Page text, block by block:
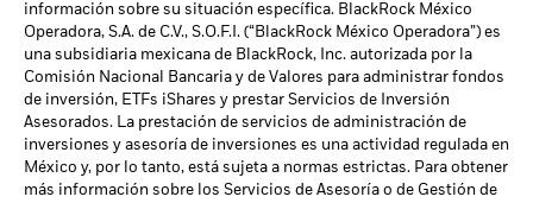
información sobre su situación específica. BlackRock México
Operadora, S.A. de C.V., S.O.F.I. (“BlackRock México Operadora”) es
una subsidiaria mexicana de BlackRock, Inc. autorizada por la
Comisión Nacional Bancaria y de Valores para administrar fondos
de inversión, ETFs iShares y prestar Servicios de Inversión
Asesorados. La prestación de servicios de administración de
inversiones y asesoría de inversiones es una actividad regulada en
México y, por lo tanto, está sujeta a normas estrictas. Para obtener
más información sobre los Servicios de Asesoría o de Gestión de